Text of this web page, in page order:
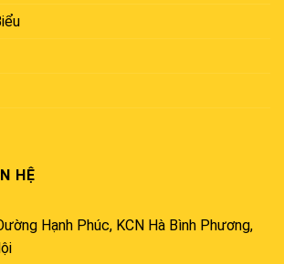
HỆ
Hạnh Phúc, KCN Hà Bình Phương,